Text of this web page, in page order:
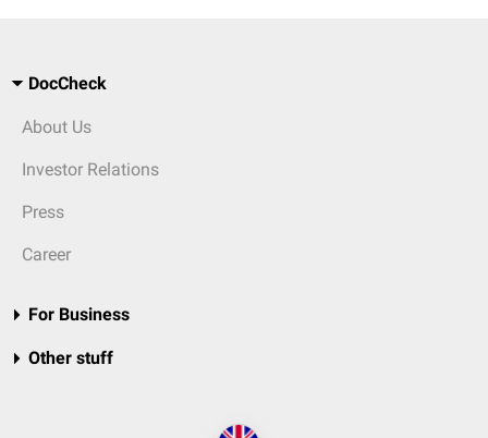
DocCheck
About Us
Investor Relations
Press
Career
For Business
Other stuff